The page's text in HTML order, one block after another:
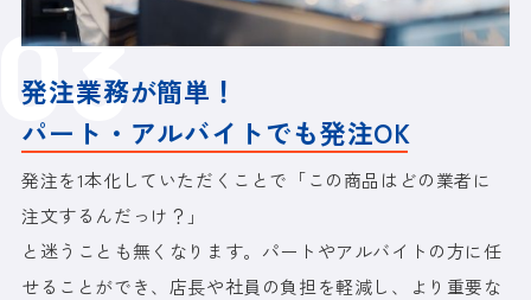
発注業務が簡単！
パート・アルバイトでも発注OK
発注を1本化していただくことで「この商品はどの業者に
注文するんだっけ？」
と迷うことも無くなります。パートやアルバイトの方に任
せることができ、店長や社員の負担を軽減し、より重要な